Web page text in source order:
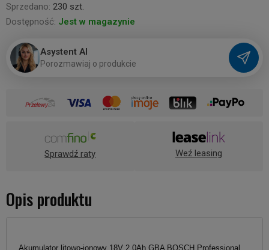
Sprzedano: 230 szt.
Dostępność: Jest w magazynie
Asystent AI
Porozmawiaj o produkcie
Sprawdź raty Weź leasing
Opis produktu
Akumulator litowo-jonowy 18V 2,0Ah GBA BOSCH Professional